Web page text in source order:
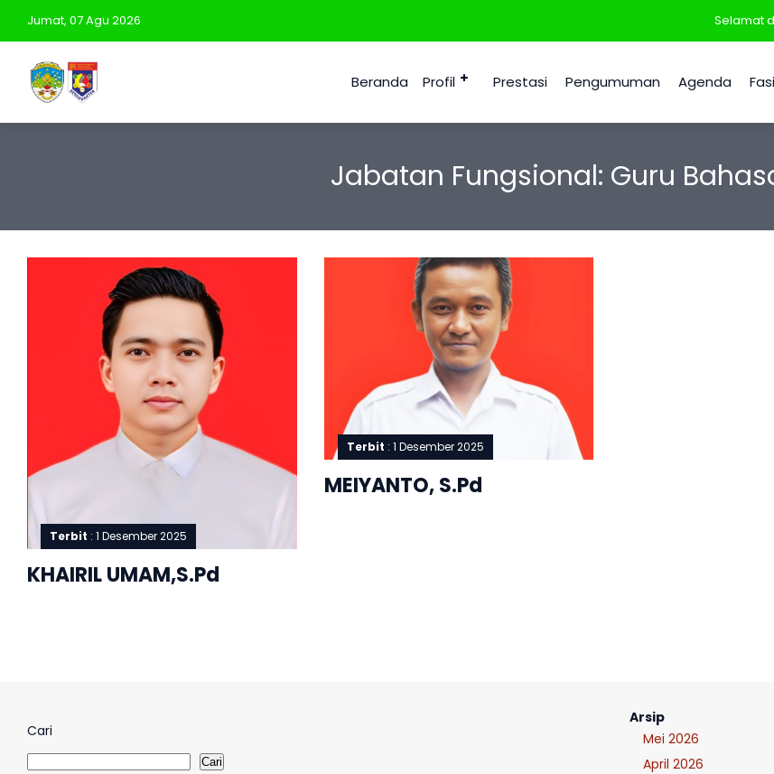
Jumat, 07 Agu 2026 Selamat
Beranda Profil Prestasi Pengumuman Agenda
Jabatan Fungsional: Guru
Terbit : 1 Desember 2025
KHAIRIL UMAM,S.Pd
Terbit : 1 Desember 2025
MEIYANTO, S.Pd
Cari
Cari
Arsip
Mei 2026
April 2026